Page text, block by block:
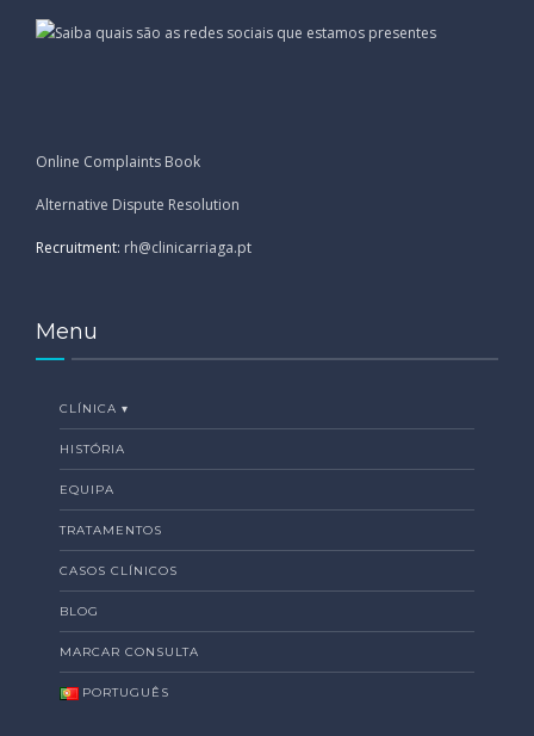
Online Complaints Book
Alternative Dispute Resolution
Recruitment: rh@clinicarriaga.pt
Menu
CLÍNICA ▾
HISTÓRIA
EQUIPA
TRATAMENTOS
CASOS CLÍNICOS
BLOG
MARCAR CONSULTA
PORTUGUÊS